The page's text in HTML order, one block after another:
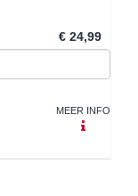
€ 24,99
MEER INFO